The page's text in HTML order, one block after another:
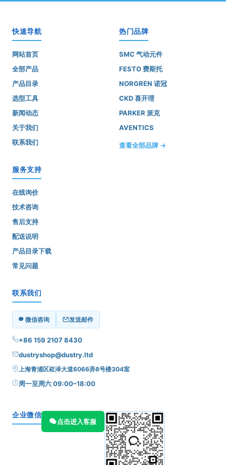
快速导航
网站首页
全部产品
产品目录
选型工具
新闻动态
关于我们
联系我们
热门品牌
SMC 气动元件
FESTO 费斯托
NORGREN 诺冠
CKD 喜开理
PARKER 派克
AVENTICS
查看全部品牌 →
服务支持
在线询价
技术咨询
售后支持
配送说明
产品目录下载
常见问题
联系我们
微信咨询 发送邮件
+86 159 2107 8430
dustryshop@dustry.ltd
上海青浦区崧泽大道6066弄8号楼304室
周一至周六 09:00–18:00
企业微信
点击进入客服